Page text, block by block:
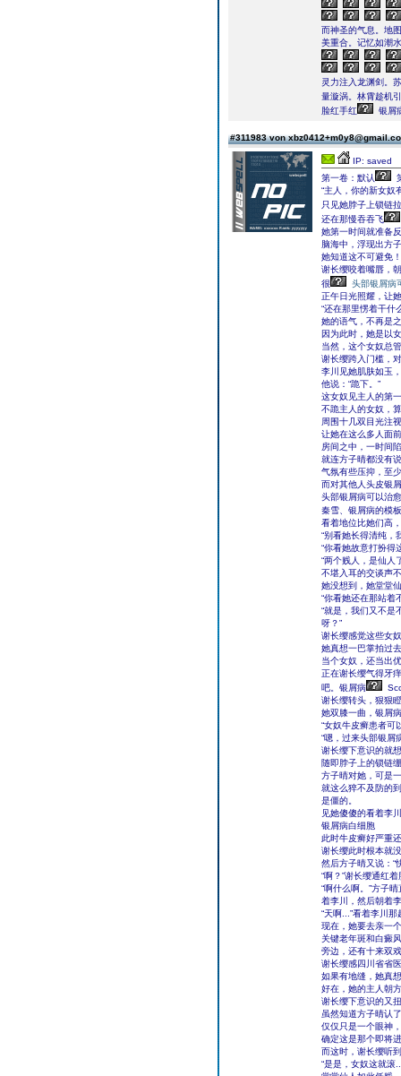
而神圣的气息。地
美重合。记忆如潮
灵力注入龙渊剑。
量漩涡。林霄趁机
脸红手红
银屑
#311983 von
IP: saved
第一卷：默认
“主人，你的新女奴
只见她脖子上锁链拉
还在那慢吞吞飞
她第一时间就准备
脑海中，浮现出方
她知道这不可避免！
谢长缨咬着嘴唇，
很
头部银屑病
正午日光照耀，让
“还在那里愣着干什
她的语气，不再是
因为此时，她是以
当然，这个女奴总
谢长缨跨入门槛，
李川见她肌肤如玉
他说：“跪下。”
这女奴见主人的第
不跪主人的女奴，
周围十几双目光注
让她在这么多人面
房间之中，一时间
就连方子晴都没有
气氛有些压抑，至
而对其他人头皮银
头部银屑病可以治愈
秦雪、银屑病的模
看着地位比她们高
“别看她长得清纯，
“你看她故意打扮得
“两个贱人，是仙人
不堪入耳的交谈声
她没想到，她堂堂
“你看她还在那站着
“就是，我们又不是
呀？”
谢长缨感觉这些女
她真想一巴掌拍过
当个女奴，还当出
正在谢长缨气得牙
吧。银屑病
谢长缨转头，狠狠
她双膝一曲，银屑
“女奴牛皮癣患者可
“嗯，过来头部银屑
谢长缨下意识的就
随即脖子上的锁链
方子晴对她，可是
就这么猝不及防的
是僵的。
见她傻傻的看着李
银屑病白细胞
此时牛皮癣好严重
谢长缨此时根本就
然后方子晴又说：“
“啊？”谢长缨通红
“啊什么啊。”方子
着李川，然后朝着
“天啊...”看着李川
现在，她要去亲一
关键老年斑和白癜
旁边，还有十来双
谢长缨感四川省省
如果有地缝，她真
好在，她的主人朝
谢长缨下意识的又
虽然知道方子晴认
仅仅只是一个眼神
确定这是那个即将
而这时，谢长缨听
“是是，女奴这就滚